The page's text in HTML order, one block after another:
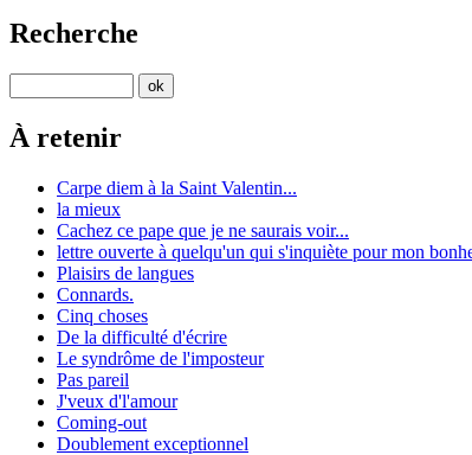
Recherche
À retenir
Carpe diem à la Saint Valentin...
la mieux
Cachez ce pape que je ne saurais voir...
lettre ouverte à quelqu'un qui s'inquiète pour mon
Plaisirs de langues
Connards.
Cinq choses
De la difficulté d'écrire
Le syndrôme de l'imposteur
Pas pareil
J'veux d'l'amour
Coming-out
Doublement exceptionnel